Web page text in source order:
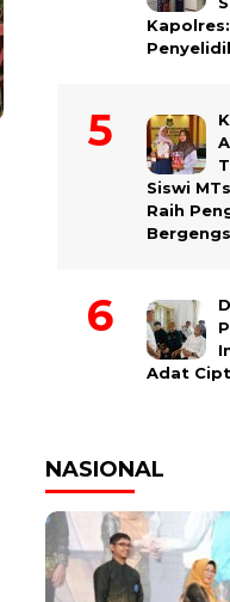
Siswi
Raih
Adat
NASIONAL